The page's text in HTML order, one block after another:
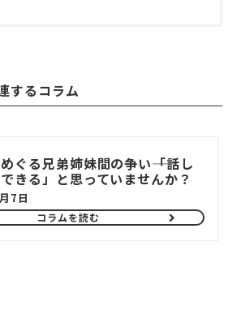
するコラム
ぐる兄弟姉妹間の争い――「話し
きる」と思っていませんか？
7日
コラムを読む